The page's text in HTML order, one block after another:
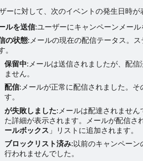
ーに対して、次のイベントの発生日時が
ルを送信:ユーザーにキャンペーンメール
の状態:メールの現在の配信テータス。
。
保留中:メールは送信されましたが、配
ません。
配信:メールが正常に配信されました。
す。
が失敗しました:メールは配達されませ
た詳細が表示されます。メールが配信
ールボックス 」リストに追加されます。
ブロックリスト済み:以前のキャンペー
行われませんでした。